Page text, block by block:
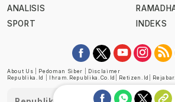
ANALISIS
SPORT
INDEKS
About Us Pedoman Siber
Disclaimer
Republika.id
Ihram.republika.co.id Retizen.id